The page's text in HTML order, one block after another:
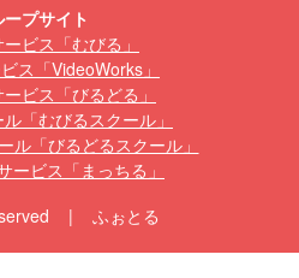
ープサイト
ビス「むびる」
ス「VideoWorks」
ビス「びるどる」
「むびるスクール」
ル「びるどるスクール」
ービス「まっちる」
| ふぉとる